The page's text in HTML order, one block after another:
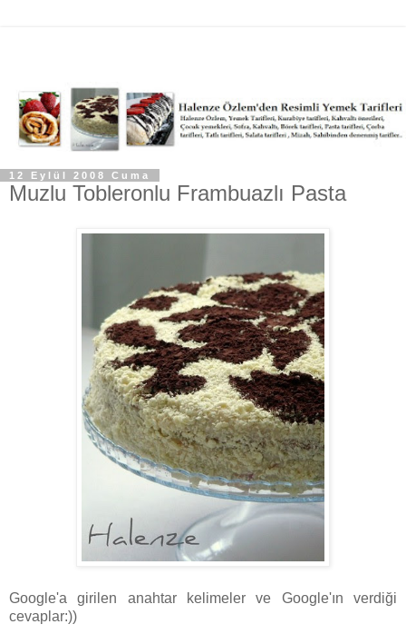
12 Eylül 2008 Cuma
Muzlu Tobleronlu Frambuazlı Pasta
Google'a girilen anahtar kelimeler ve Google'ın verdiği
cevaplar:))